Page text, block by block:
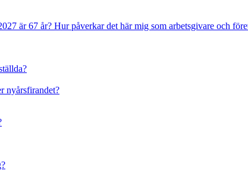
är 67 år? Hur påverkar det här mig som arbetsgivare och
nyårsfirandet?